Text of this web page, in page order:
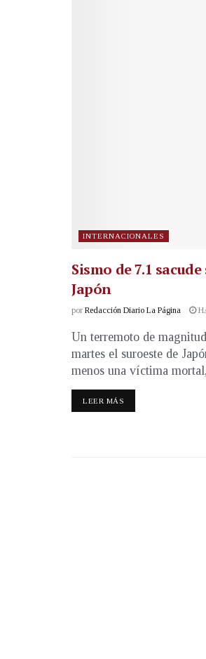
INTERNACIONALES
Sismo de 7.1
Japón
por Redacción Diario La Página
Un terremoto de
martes el suroeste de
menos una víctima
LEER MÁS